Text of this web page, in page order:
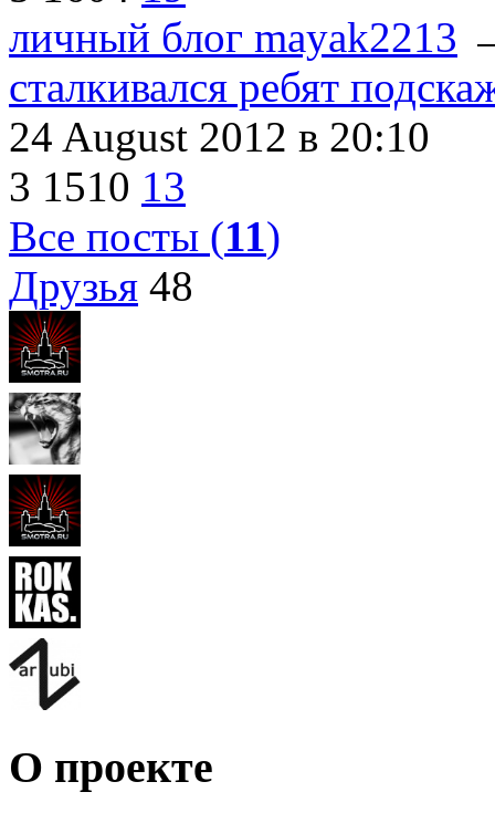
личный блог mayak2213
сталкивался ребят
24 August 2012 в 20:10
3 1510 13
Все посты (11)
Друзья 48
О проекте